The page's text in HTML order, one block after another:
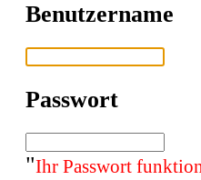
Benutzername
Passwort
"Ihr Passwort